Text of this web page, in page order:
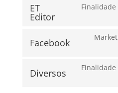
ET
Editor
Facebook
Diversos